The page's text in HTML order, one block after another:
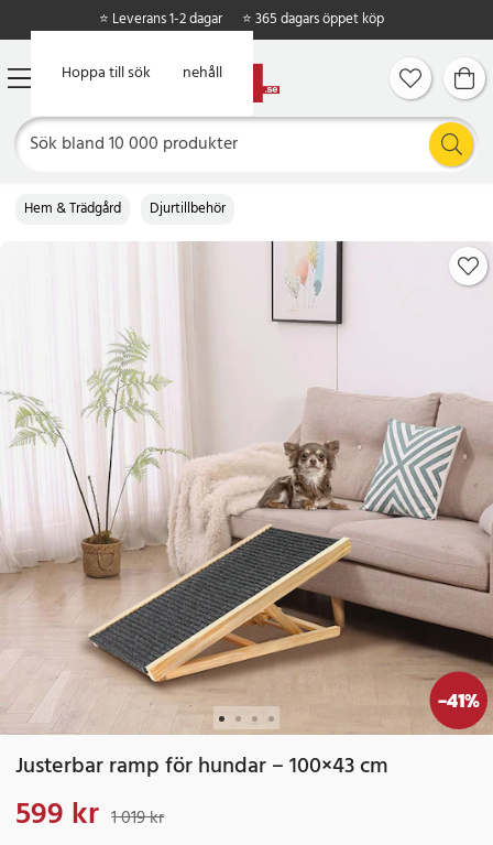
Hoppa till huvudinnehåll
Hoppa till sök
⭐ Leverans 1-2 dagar ⭐ 365 dagars öppet köp
Hem & Trädgård Djurtillbehör
-41%
Justerbar ramp för hundar – 100×43 cm
Nuvarande pris
599 kr 1 019 kr